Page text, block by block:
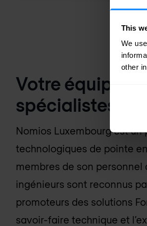
This
We
other
Votre équipe
spécialistes de
Nomios Luxembourgest un
technologiques de pointe
membres de son personnel
ingénieurs sont reconnus
promoteurs des solutions
savoir-faire technique et